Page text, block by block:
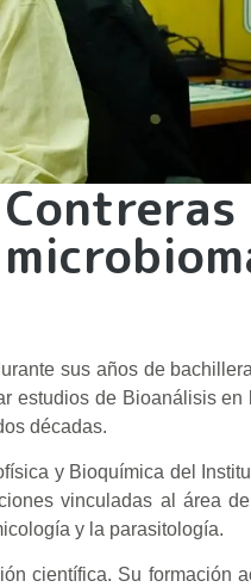
sus años de
estudios de Bioanálisis
décadas.
y Bioquímica del
vinculadas al área
y la parasitología.
científica. Su formación